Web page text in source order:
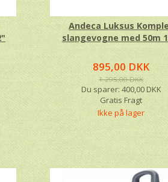
Andeca Luksus
slangevogne med 50m
895,00 DKK
1.295,00 DKK
Du sparer: 400,00 DKK
Gratis Fragt
Ikke på lager